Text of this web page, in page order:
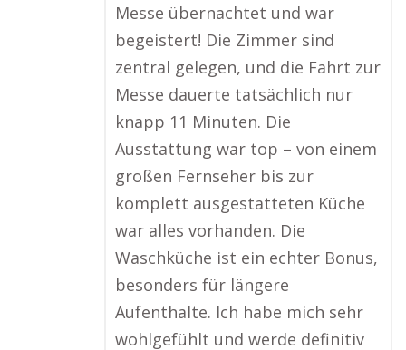
Messe übernachtet und war
begeistert! Die Zimmer sind
zentral gelegen, und die Fahrt zur
Messe dauerte tatsächlich nur
knapp 11 Minuten. Die
Ausstattung war top – von einem
großen Fernseher bis zur
komplett ausgestatteten Küche
war alles vorhanden. Die
Waschküche ist ein echter Bonus,
besonders für längere
Aufenthalte. Ich habe mich sehr
wohlgefühlt und werde definitiv